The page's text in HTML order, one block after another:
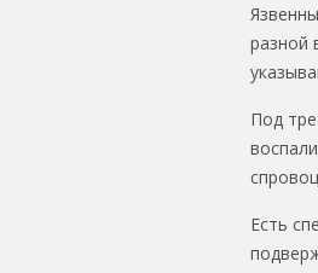
разной
Под
Есть